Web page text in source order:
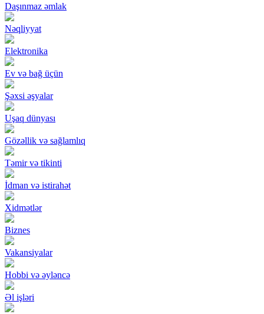
Daşınmaz əmlak
Nəqliyyat
Elektronika
Ev və bağ üçün
Şəxsi əşyalar
Uşaq dünyası
Gözəllik və sağlamlıq
Təmir və tikinti
İdman və istirahət
Xidmətlər
Biznes
Vakansiyalar
Hobbi və əyləncə
Əl işləri